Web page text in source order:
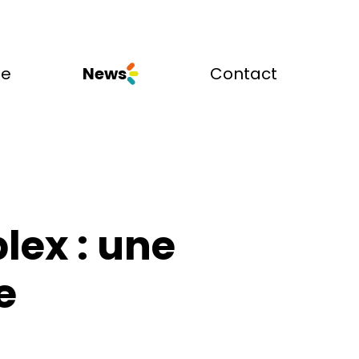
News Contact
: une